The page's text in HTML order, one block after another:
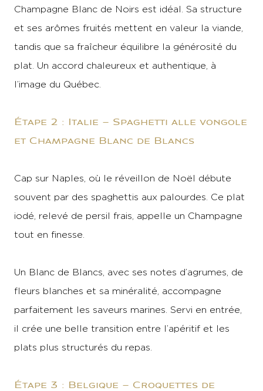
Champagne Blanc de Noirs est idéal. Sa structure
et ses arômes fruités mettent en valeur la viande,
tandis que sa fraîcheur équilibre la générosité du
plat. Un accord chaleureux et authentique, à
l’image du Québec.
Étape 2 : Italie – Spaghetti alle vongole
et Champagne Blanc de Blancs
Cap sur Naples, où le réveillon de Noël débute
souvent par des spaghettis aux palourdes. Ce plat
iodé, relevé de persil frais, appelle un Champagne
tout en finesse.
Un Blanc de Blancs, avec ses notes d’agrumes, de
fleurs blanches et sa minéralité, accompagne
parfaitement les saveurs marines. Servi en entrée,
il crée une belle transition entre l’apéritif et les
plats plus structurés du repas.
Étape 3 : Belgique – Croquettes de